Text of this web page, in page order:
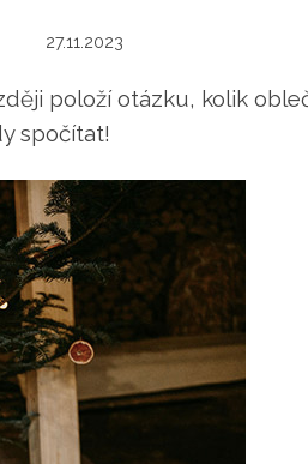
27.11.2023
položí otázku, kolik
spočítat!